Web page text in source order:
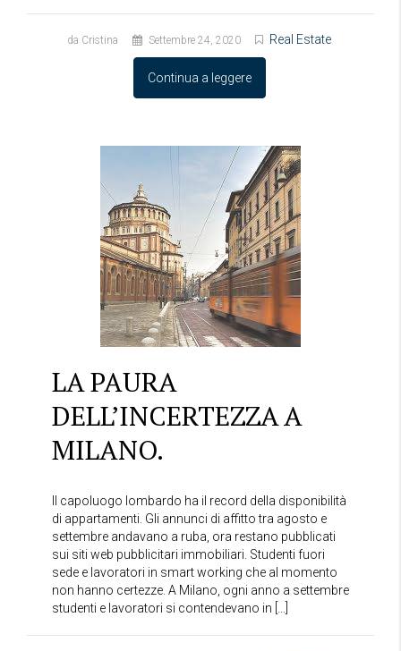
da Cristina Settembre 24, 2020 Real Estate
Continua a leggere
LA PAURA
DELL’INCERTEZZA A
MILANO.
Il capoluogo lombardo ha il record della disponibilità
di appartamenti. Gli annunci di affitto tra agosto e
settembre andavano a ruba, ora restano pubblicati
sui siti web pubblicitari immobiliari. Studenti fuori
sede e lavoratori in smart working che al momento
non hanno certezze. A Milano, ogni anno a settembre
studenti e lavoratori si contendevano in […]